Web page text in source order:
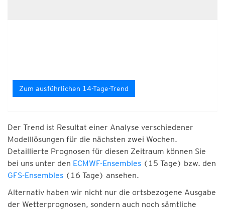
Zum ausführlichen 14-Tage-Trend
Der Trend ist Resultat einer Analyse verschiedener
Modelllösungen für die nächsten zwei Wochen.
Detaillierte Prognosen für diesen Zeitraum können Sie
bei uns unter den ECMWF-Ensembles (15 Tage) bzw. den
GFS-Ensembles (16 Tage) ansehen.
Alternativ haben wir nicht nur die ortsbezogene Ausgabe
der Wetterprognosen, sondern auch noch sämtliche